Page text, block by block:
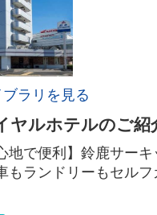
ラリを見る
ヤルホテルのご紹
地で便利】鈴鹿サー
もランドリーもセルフ